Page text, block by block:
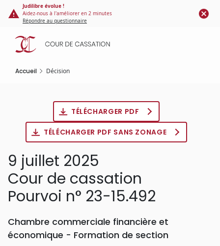
Panneau de gestion des cookies
contenu
principal
Judilibre évolue !
Aidez-nous à l'améliorer en 2 minutes
Répondre au questionnaire
Accueil Décision
TÉLÉCHARGER PDF
TÉLÉCHARGER PDF SANS ZONAGE
9 juillet 2025
Cour de cassation
Pourvoi n° 23-15.492
Chambre commerciale financière et
économique - Formation de section